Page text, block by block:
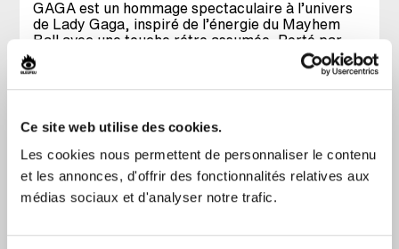
Ce site web utilise des cookies.
Les cookies nous permettent de personnaliser le contenu
et les annonces, d'offrir des fonctionnalités relatives aux
médias sociaux et d'analyser notre trafic.
GAGA est un hommage spectaculaire à l’univers
de Lady Gaga, inspiré de l’énergie du Mayhem
Ball avec une touche rétro assumée. Porté par
l’incomparable Lady Boom Boom, le spectacle
enchaîne près d’une dizaine de changements de
costumes grandioses, des performances
superstar.
Boom revisite les différentes époques de Gaga à
travers une mise en scène dynamique, des
numéros chorégraphiés, des moments
d’animation et une esthétique qui oscille entre